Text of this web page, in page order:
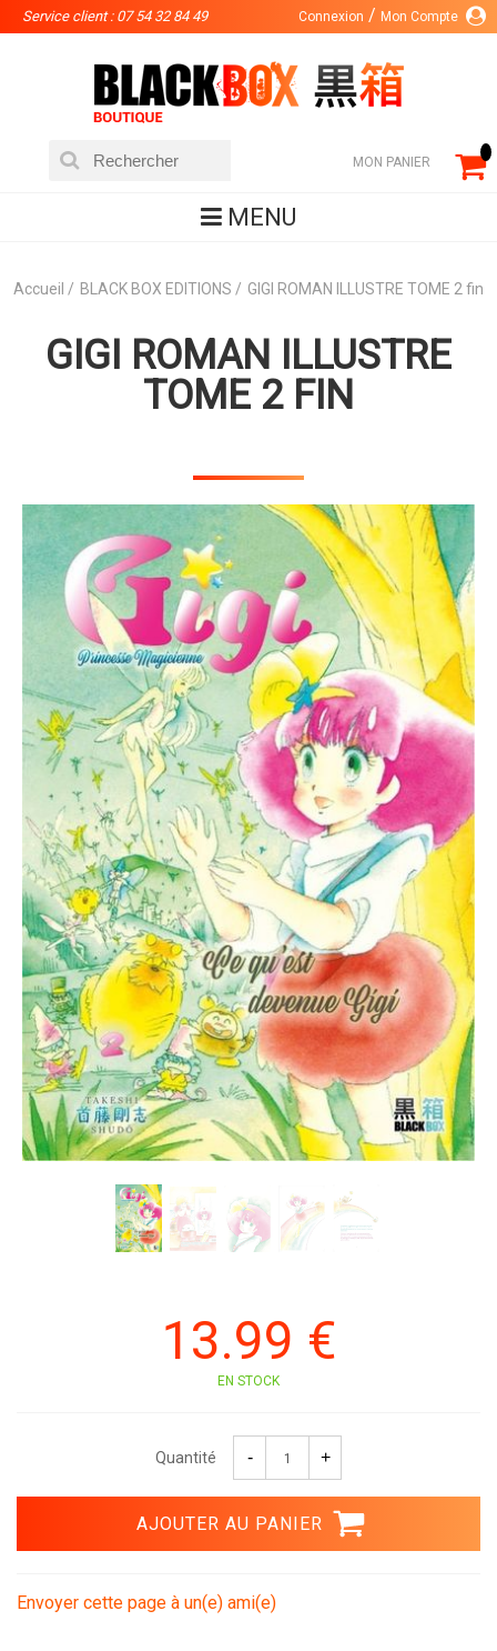
Service client : 07 54 32 84 49 Connexion Mon Compte
MON PANIER
MENU
Accueil BLACK BOX EDITIONS GIGI ROMAN ILLUSTRE TOME 2 fin
GIGI ROMAN ILLUSTRE
TOME 2 FIN
13.99 €
EN STOCK
Quantité
Envoyer cette page à un(e) ami(e)